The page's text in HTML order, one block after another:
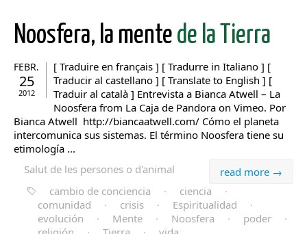
Noosfera, la mente de la Tierra
FEBR.
25
2012
[ Traduire en français ] [ Tradurre in Italiano ] [
Traducir al castellano ] [ Translate to English ] [
Traduir al català ] Entrevista a Bianca Atwell – La
Noosfera from La Caja de Pandora on Vimeo. Por
Bianca Atwell http://biancaatwell.com/ Cómo el planeta
intercomunica sus sistemas. El término Noosfera tiene su
etimología ...
read more →
Salut de les persones o d'animal
cambio de conciencia
· ciencia
·
comunidad
· crisis · Espiritualidad
·
evolución
· Mente · Noosfera · poder
·